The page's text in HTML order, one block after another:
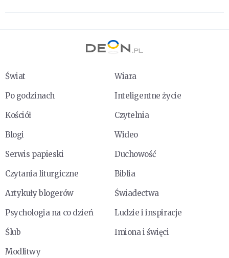
Świat
Wiara
Po godzinach
Inteligentne życie
Kościół
Czytelnia
Blogi
Wideo
Serwis papieski
Duchowość
Czytania liturgiczne
Biblia
Artykuły blogerów
Świadectwa
Psychologia na co dzień
Ludzie i inspiracje
Ślub
Imiona i święci
Modlitwy